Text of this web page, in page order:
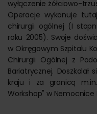
wyłączenie żółciowo-
Operacje wykonuje
chirurgii ogólnej (I
roku 2005). Swoje
w Okręgowym Szpitalu
Chirurgii Ogólnej z
Bariatrycznej.
kraju i za granicą
Workshop" w Nemocnice